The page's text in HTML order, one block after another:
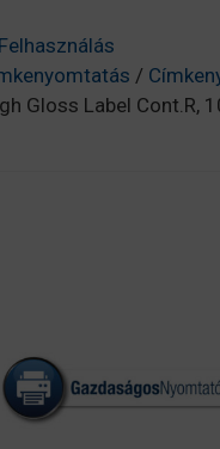
Felhasználás
/
Gloss Label Cont.R,